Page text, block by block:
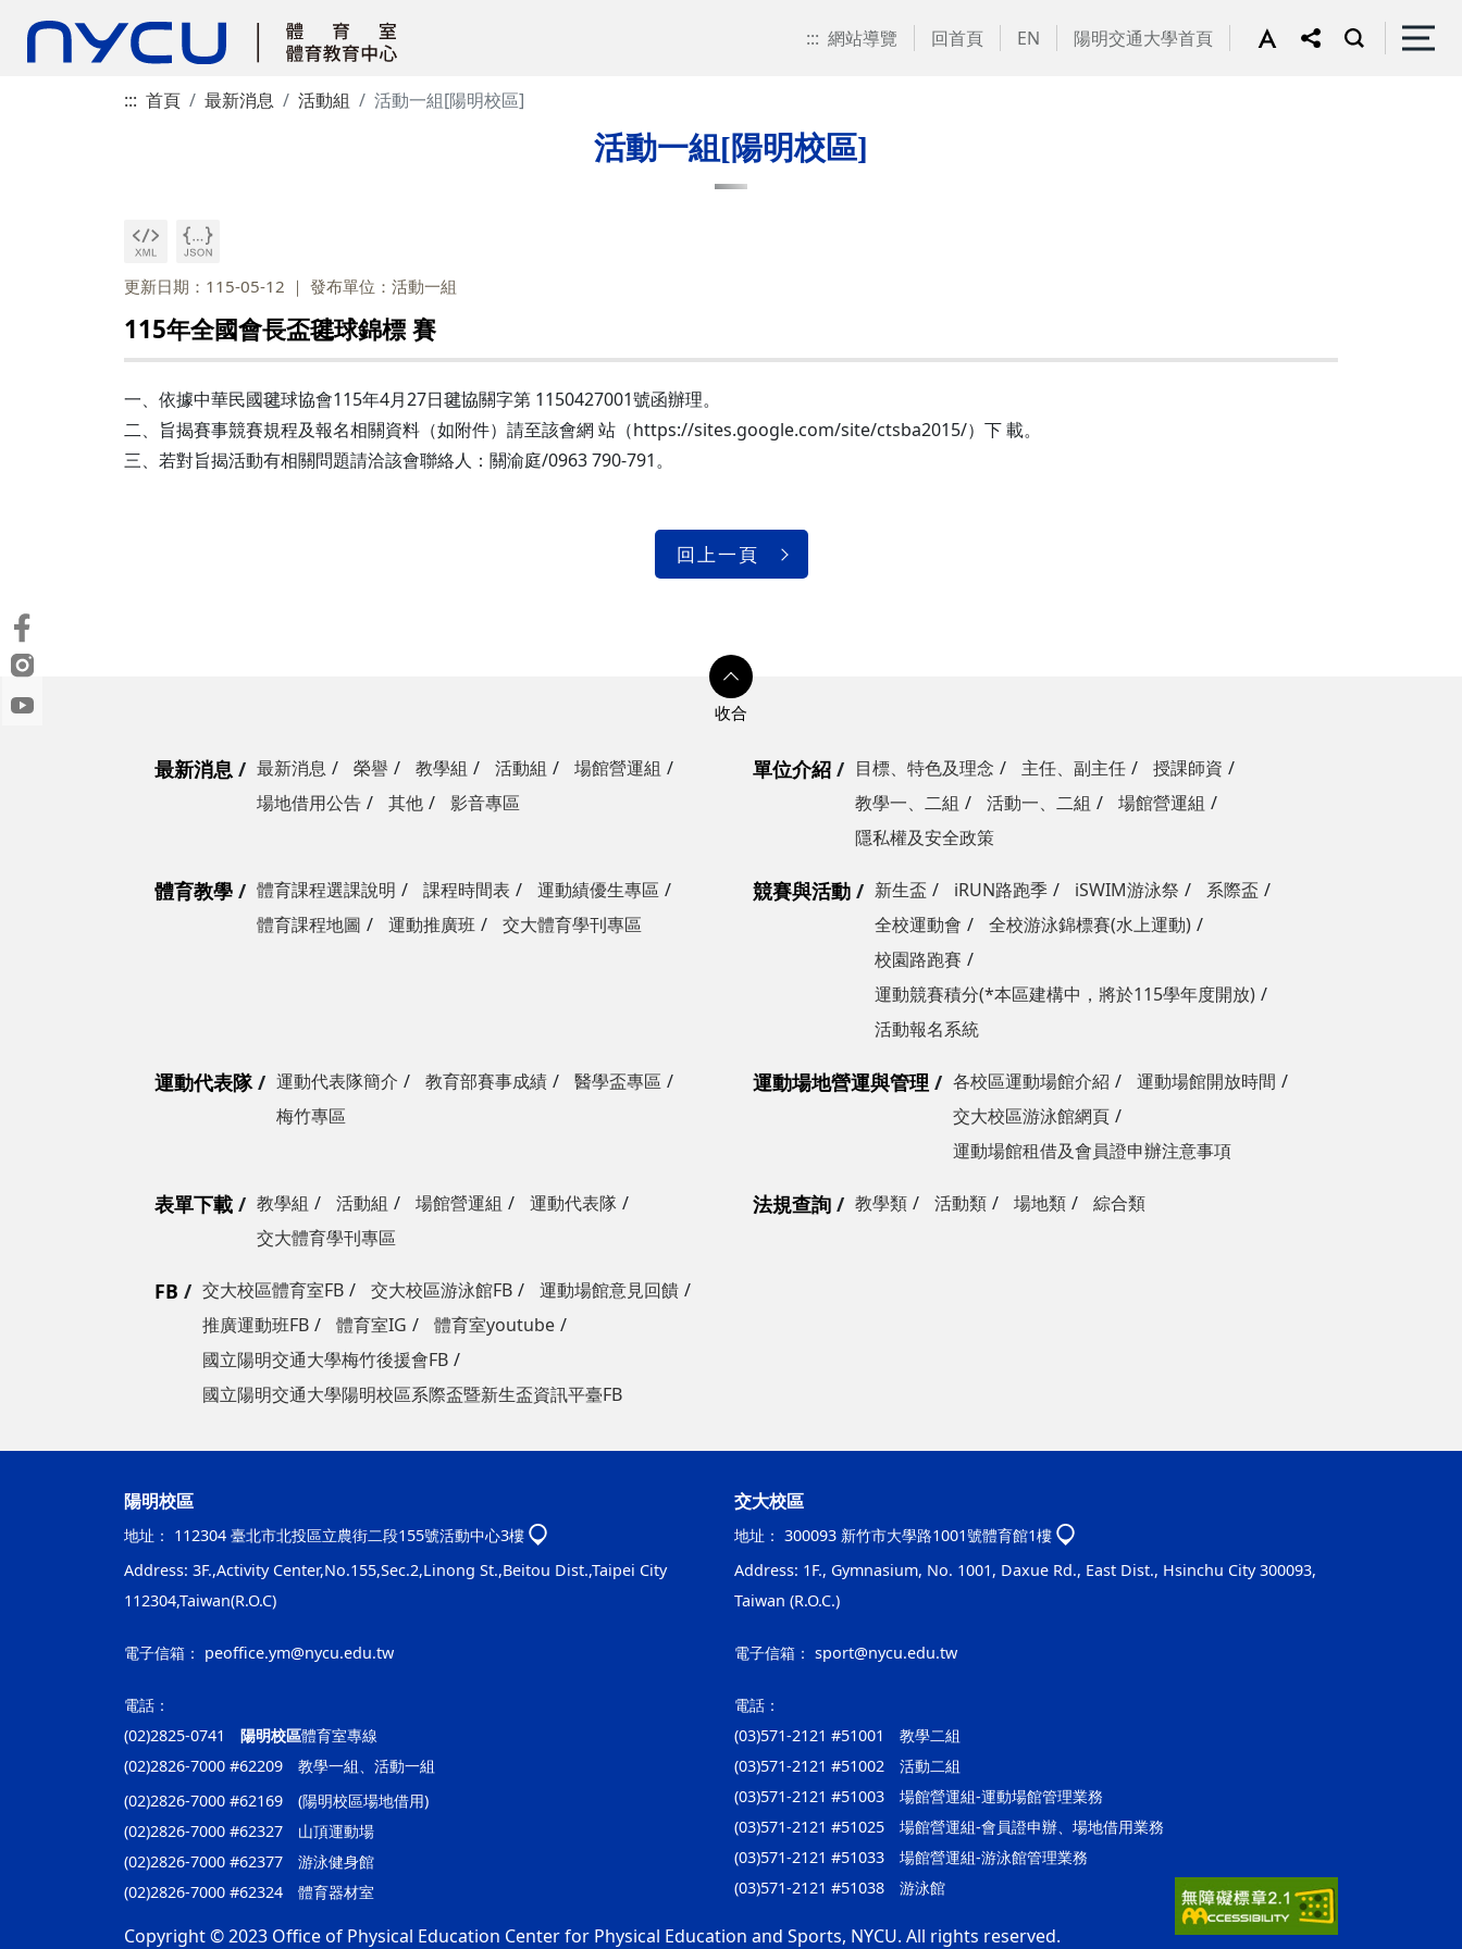
::: 網站導覽 回首頁 EN 陽明交通大學首頁
::: 首頁 最新消息 活動組 活動一組[陽明校區]
活動一組[陽明校區]
更新日期：115-05-12 發布單位：活動一組
115年全國會長盃毽球錦標 賽
一、依據中華民國毽球協會115年4月27日毽協關字第 1150427001號函辦理。
二、旨揭賽事競賽規程及報名相關資料（如附件）請至該會網 站（https://sites.google.com/site/ctsba2015/）下 載。
三、若對旨揭活動有相關問題請洽該會聯絡人：關渝庭/0963 790-791。
回上一頁
最新消息 最新消息 榮譽 教學組 活動組
場館營運組
場地借用公告
其他 影音專區
單位介紹 目標、特色及理念 主任、副主任
授課師資
教學一、二組
活動一、二組
場館營運組
隱私權及安全政策
體育教學 體育課程選課說明 課程時間表
運動績優生專區
體育課程地圖
運動推廣班 交大體育學刊專區
競賽與活動 新生盃 iRUN路跑季 iSWIM游泳祭
系際盃
全校運動會
全校游泳錦標賽(水上運動)
校園路跑賽
運動競賽積分(*本區建構中，將於115學年度開放)
活動報名系統
運動代表隊 運動代表隊簡介 教育部賽事成績
醫學盃專區
梅竹專區
運動場地營運與管理 各校區運動場館介紹
運動場館開放時間
交大校區游泳館網頁
運動場館租借及會員證申辦注意事項
表單下載 教學組 活動組 場館營運組
運動代表隊
交大體育學刊專區
法規查詢 教學類 活動類 場地類 綜合類
FB 交大校區體育室FB 交大校區游泳館FB
運動場館意見回饋
推廣運動班FB
體育室IG
體育室youtube
國立陽明交通大學梅竹後援會FB
國立陽明交通大學陽明校區系際盃暨新生盃資訊平臺FB
陽明校區
地址： 112304 臺北市北投區立農街二段155號活動中心3樓
Address: 3F.,Activity Center,No.155,Sec.2,Linong St.,Beitou Dist.,Taipei City
112304,Taiwan(R.O.C)
電子信箱： peoffice.ym@nycu.edu.tw
電話：
(02)2825-0741 陽明校區體育室專線
(02)2826-7000 #62209 教學一組、活動一組
(02)2826-7000 #62169 (陽明校區場地借用)
(02)2826-7000 #62327 山頂運動場
(02)2826-7000 #62377 游泳健身館
(02)2826-7000 #62324 體育器材室
交大校區
地址： 300093 新竹市大學路1001號體育館1樓
Address: 1F., Gymnasium, No. 1001, Daxue Rd., East Dist., Hsinchu City 300093,
Taiwan (R.O.C.)
電子信箱： sport@nycu.edu.tw
電話：
(03)571-2121 #51001 教學二組
(03)571-2121 #51002 活動二組
(03)571-2121 #51003 場館營運組-運動場館管理業務
(03)571-2121 #51025 場館營運組-會員證申辦、場地借用業務
(03)571-2121 #51033 場館營運組-游泳館管理業務
(03)571-2121 #51038 游泳館
Copyright © 2023 Office of Physical Education Center for Physical Education and Sports, NYCU. All rights reserved.